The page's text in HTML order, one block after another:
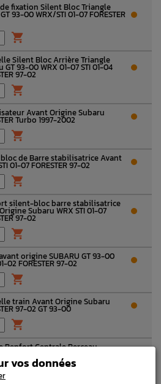
fixation Silent Bloc Triangle
93-00 WRX/STI 01-07 FORESTER

Silent Bloc Arrière Triangle
GT 93-00 WRX 01-07 STI 01-04
97-02

Avant Origine Subaru
Turbo 1997-2002

de Barre stabilisatrice Avant
01-07 FORESTER 97-02

silent-bloc barre stabilisatrice
Subaru WRX STI 01-07
97-02

origine SUBARU GT 93-00
02 FORESTER 97-02

train Avant Origine Subaru
97-02 GT 93-00

Renfort Centrale Berceau

vos données